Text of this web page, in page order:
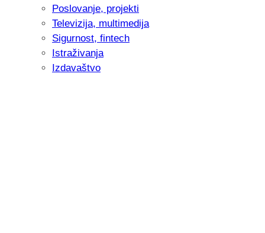
Poslovanje, projekti
Televizija, multimedija
Sigurnost, fintech
Istraživanja
Izdavaštvo